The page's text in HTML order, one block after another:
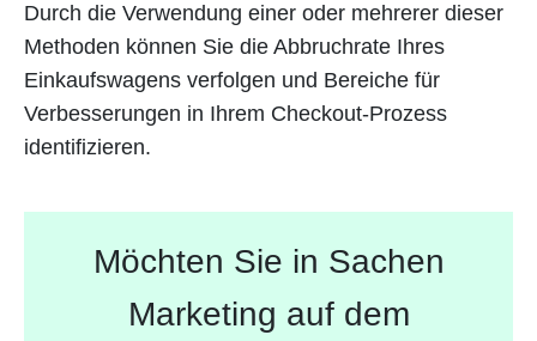
Durch die Verwendung einer oder mehrerer dieser
Methoden können Sie die Abbruchrate Ihres
Einkaufswagens verfolgen und Bereiche für
Verbesserungen in Ihrem Checkout-Prozess
identifizieren.
Möchten Sie in Sachen
Marketing auf dem